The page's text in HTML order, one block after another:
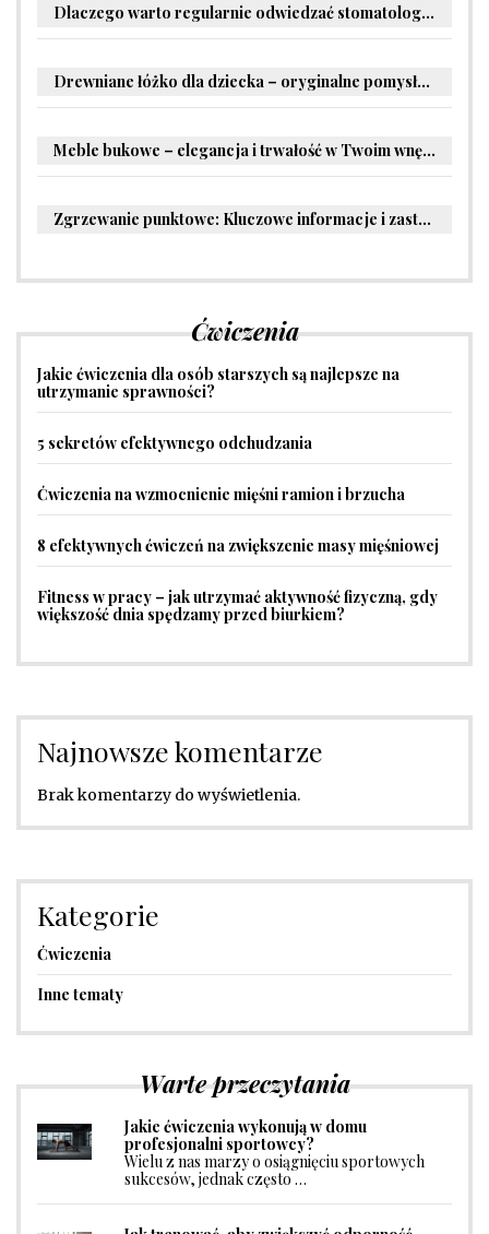
Dlaczego warto regularnie odwiedzać stomatologa?
Drewniane łóżko dla dziecka – oryginalne pomysły na aranżację pokoju malucha
Meble bukowe – elegancja i trwałość w Twoim wnętrzu
Zgrzewanie punktowe: Kluczowe informacje i zastosowania w przemyśle
Ćwiczenia
Jakie ćwiczenia dla osób starszych są najlepsze na
utrzymanie sprawności?
5 sekretów efektywnego odchudzania
Ćwiczenia na wzmocnienie mięśni ramion i brzucha
8 efektywnych ćwiczeń na zwiększenie masy mięśniowej
Fitness w pracy – jak utrzymać aktywność fizyczną, gdy
większość dnia spędzamy przed biurkiem?
Najnowsze komentarze
Brak komentarzy do wyświetlenia.
Kategorie
Ćwiczenia
Inne tematy
Warte przeczytania
Jakie ćwiczenia wykonują w domu
profesjonalni sportowcy?
Wielu z nas marzy o osiągnięciu sportowych
sukcesów, jednak często …